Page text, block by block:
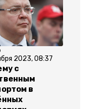
2023, 08:37
с
в